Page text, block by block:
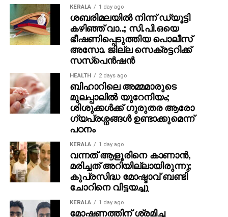
KERALA 1 day ago
ശബരിമലയില്‍ നിന്ന് ഡ്യൂട്ടി
കഴിഞ്ഞ് വാ..; സി.പി.ഒയെ
ഭീഷണിപ്പെടുത്തിയ പൊലീസ്
അസോ. ജില്ല സെക്രട്ടറിക്ക്
സസ്‌പെന്‍ഷന്‍
HEALTH 2 days ago
ബിഹാറിലെ അമ്മമാരുടെ
മുലപ്പാലിൽ യുറേനിയം;
ശിശുക്കൾക്ക് ​ഗുരുതര ആരോ​
ഗ്യപ്രശ്നങ്ങൾ ഉണ്ടാക്കുമെന്ന്
പഠനം
KERALA 1 day ago
വന്നത് ആളൂരിനെ കാണാന്‍,
മരിച്ചത് അറിയില്ലായിരുന്നു;
കുപ്രസിദ്ധ മോഷ്ടാവ് ബണ്ടി
ചോറിനെ വിട്ടയച്ചു
KERALA 1 day ago
മോഷണത്തിന് ശ്രമിച്ച